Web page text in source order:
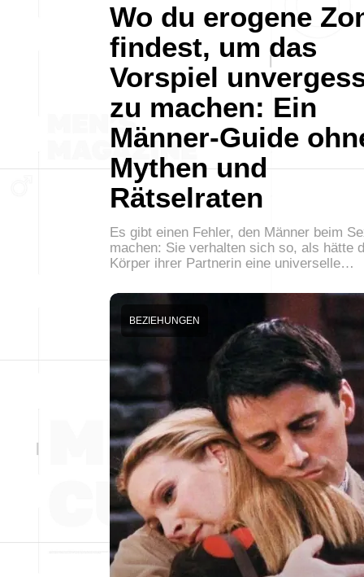
Wo du erogene
findest, um das
Vorspiel
zu machen: Ein
Männer-Guide
Mythen und
Rätselraten
Es gibt einen Fehler, den Männer beim
machen: Sie verhalten sich so, als hätte
Körper ihrer Partnerin eine universelle…
BEZIEHUNGEN